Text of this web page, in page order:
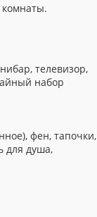
телевизор,
набор
фен, тапочки,
для душа,